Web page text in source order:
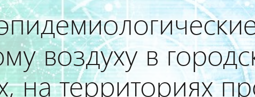
воздуху в
на территориях